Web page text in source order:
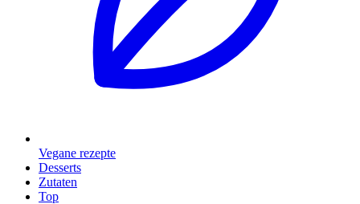
Vegane rezepte
Desserts
Zutaten
Top